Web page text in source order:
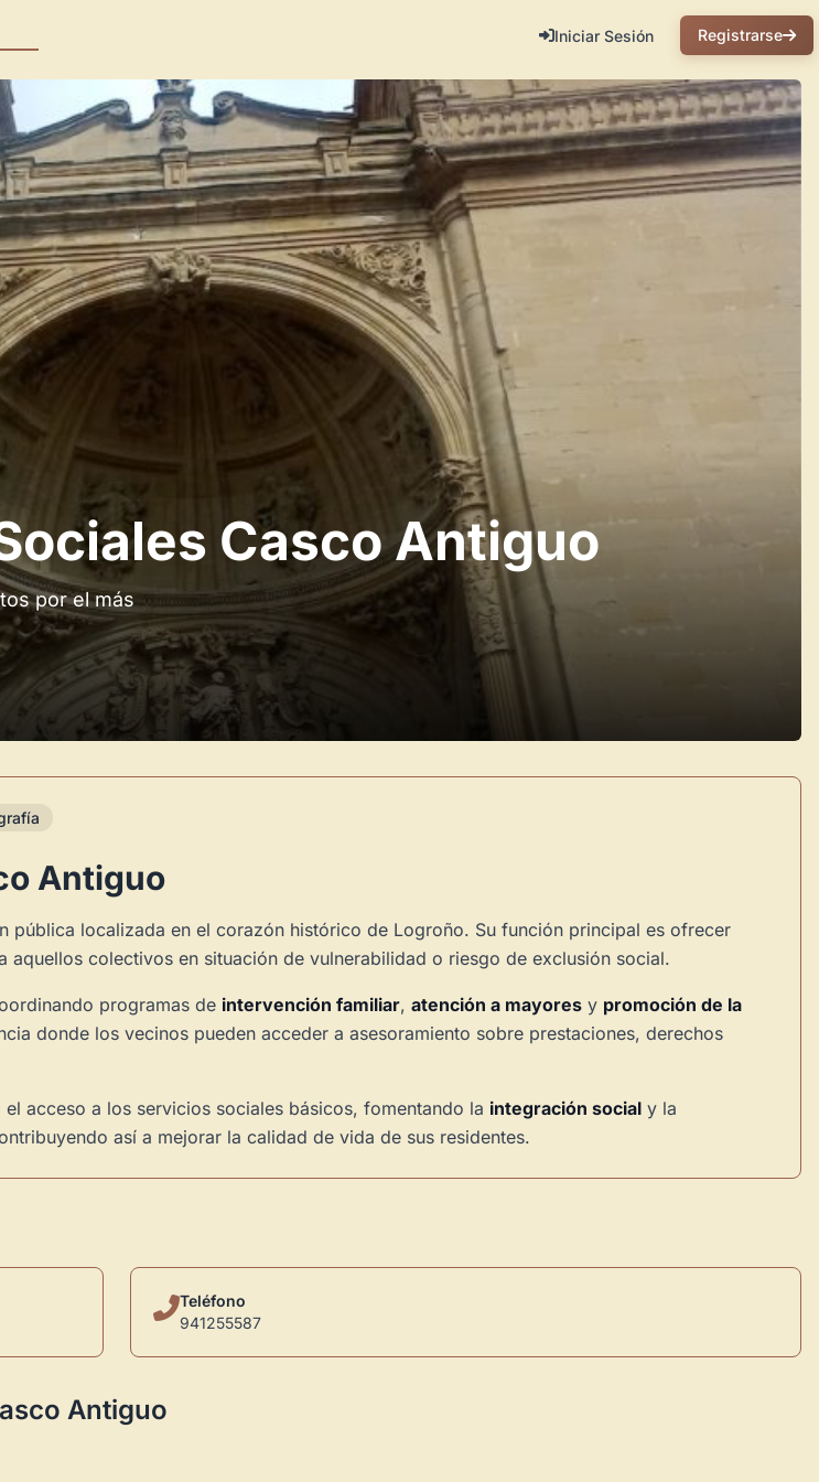
Iniciar Sesión Registrarse
Casco Antiguo
por el más
Antiguo
pública localizada en el corazón histórico de Logroño. Su función principal es ofrecer
colectivos en situación de vulnerabilidad o riesgo de exclusión social.
programas de intervención familiar, atención a mayores y promoción de la
donde los vecinos pueden acceder a asesoramiento sobre prestaciones, derechos
acceso a los servicios sociales básicos, fomentando la integración social y la
así a mejorar la calidad de vida de sus residentes.
Teléfono
941255587
Antiguo